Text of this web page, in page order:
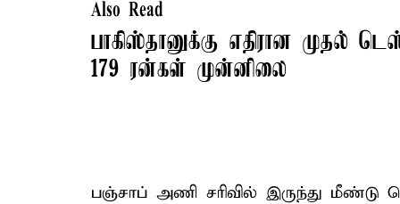
Also Read
பாகிஸ்தானுக்கு எதிரான முதல்
179 ரன்கள் முன்னிலை
பஞ்சாப் அணி சரிவில் இருந்து மீண்டு